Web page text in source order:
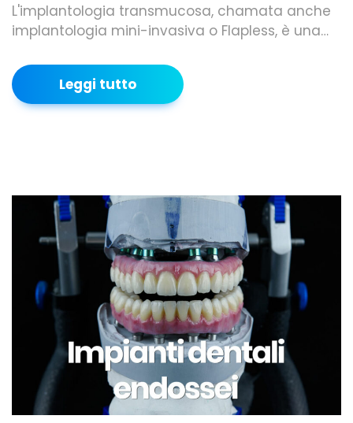
L'implantologia transmucosa, chamata anche
implantologia mini-invasiva o Flapless, è una…
Leggi tutto